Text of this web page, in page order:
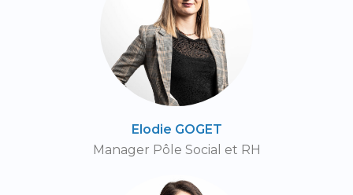
Elodie GOGET
Manager Pôle Social et RH